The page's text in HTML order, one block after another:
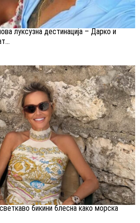
луксузна дестинација – Дарко и
бикини блесна како морска